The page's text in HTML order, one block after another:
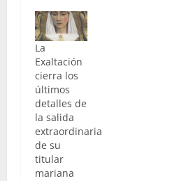
Videos
Cofrades”,
un
reportaje
con los
mejores
momentos
vividos en
la mañana
del pasado
sábado 24
de
La
Exaltación
cierra los
últimos
detalles de
la salida
extraordinaria
de su
titular
mariana